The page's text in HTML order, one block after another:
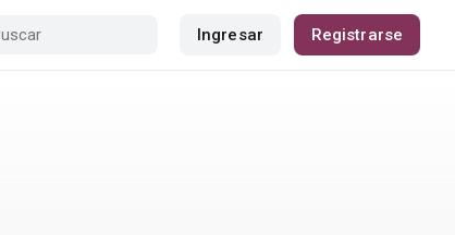
Ingresar Registrarse